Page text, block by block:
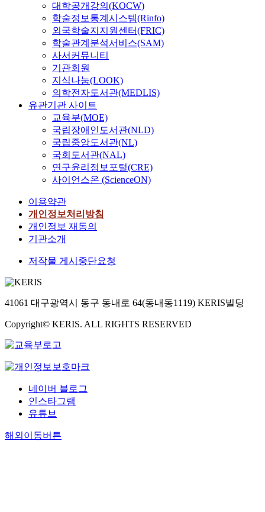
대학공개강의(KOCW)
학술정보통계시스템(Rinfo)
외국학술지지원센터(FRIC)
학술관계분석서비스(SAM)
사서커뮤니티
기관회원
지식나눔(LOOK)
의학전자도서관(MEDLIS)
유관기관 사이트
교육부(MOE)
국립장애인도서관(NLD)
국립중앙도서관(NL)
국회도서관(NAL)
연구윤리정보포털(CRE)
사이언스온 (ScienceON)
이용약관
개인정보처리방침
개인정보 재동의
기관소개
저작물 게시중단요청
41061 대구광역시 동구 동내로 64(동내동1119) KERIS빌딩
Copyright© KERIS. ALL RIGHTS RESERVED
네이버 블로그
인스타그램
유튜브
해외이동버튼